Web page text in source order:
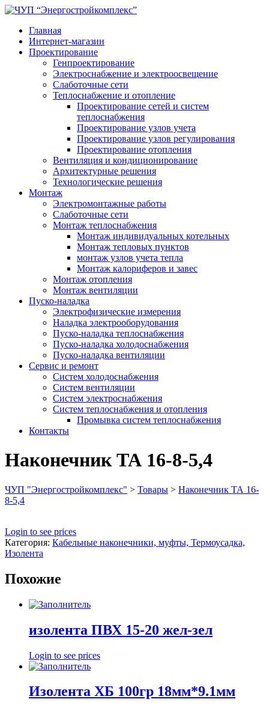
Главная
Интернет-магазин
Проектирование
Генпроектирование
Электроснабжение и электроосвещение
Слаботочные сети
Теплоснабжение и отопление
Проектирование сетей и систем
теплоснабжения
Проектирование узлов учета
Проектирование узлов регулирования
Проектирование отопления
Вентиляция и кондиционирование
Архитектурные решения
Технологические решения
Монтаж
Электромонтажные работы
Слаботочные сети
Монтаж теплоснабжения
Монтаж индивидуальных котельных
Монтаж тепловых пунктов
монтаж узлов учета тепла
Монтаж калориферов и завес
Монтаж отопления
Монтаж вентиляции
Пуско-наладка
Электрофизические измерения
Наладка электрооборудования
Пуско-наладка теплоснабжения
Пуско-наладка холодоснабжения
Пуско-наладка вентиляции
Сервис и ремонт
Систем холодоснабжения
Систем вентиляции
Систем электроснабжения
Систем теплоснабжения и отопления
Промывка систем теплоснабжения
Контакты
Наконечник ТА 16-8-5,4
ЧУП "Энергостройкомплекс" > Товары > Наконечник ТА 16-
8-5,4
Login to see prices
Категория: Кабельные наконечники, муфты, Термоусадка,
Изолента
Похожие
изолента ПВХ 15-20 жел-зел
Login to see prices
Изолента ХБ 100гр 18мм*9.1мм